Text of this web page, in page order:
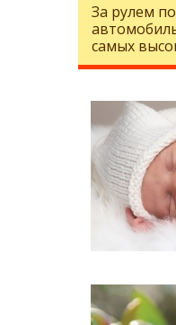
За рулем
самых